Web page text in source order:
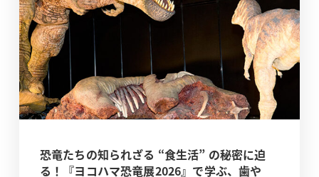
恐竜たちの知られざる “食生活” の秘密に迫
る！『ヨコハマ恐竜展2026』で学ぶ、歯や